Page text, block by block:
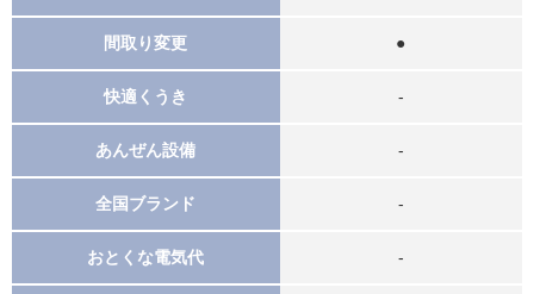
間取り変更
快適くうき
あんぜん設備
●
-
-
全国ブランド
おとくな電気代
‐
-